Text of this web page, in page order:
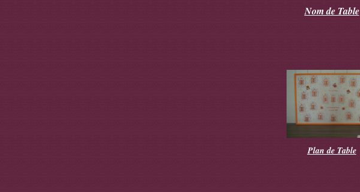
Nom de Table
Plan de Table